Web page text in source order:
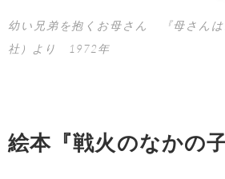
幼い兄弟を抱くお母さん 『母さん
社）より 1972年
絵本『戦火のなかの